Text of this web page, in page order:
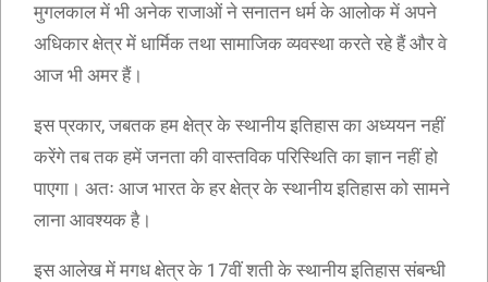
मुगलकाल में भी अनेक राजाओं ने सनातन धर्म के आलोक में अपने
अधिकार क्षेत्र में धार्मिक तथा सामाजिक व्यवस्था करते रहे हैं और वे
आज भी अमर हैं।
इस प्रकार, जबतक हम क्षेत्र के स्थानीय इतिहास का अध्ययन नहीं
करेंगे तब तक हमें जनता की वास्तविक परिस्थिति का ज्ञान नहीं हो
पाएगा। अतः आज भारत के हर क्षेत्र के स्थानीय इतिहास को सामने
लाना आवश्यक है।
इस आलेख में मगध क्षेत्र के 17वीं शती के स्थानीय इतिहास संबन्धी